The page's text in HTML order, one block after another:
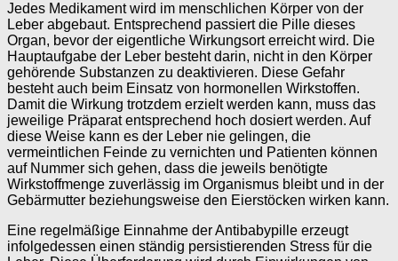
Jedes Medikament wird im menschlichen Körper von der
Leber abgebaut. Entsprechend passiert die Pille dieses
Organ, bevor der eigentliche Wirkungsort erreicht wird. Die
Hauptaufgabe der Leber besteht darin, nicht in den Körper
gehörende Substanzen zu deaktivieren. Diese Gefahr
besteht auch beim Einsatz von hormonellen Wirkstoffen.
Damit die Wirkung trotzdem erzielt werden kann, muss das
jeweilige Präparat entsprechend hoch dosiert werden. Auf
diese Weise kann es der Leber nie gelingen, die
vermeintlichen Feinde zu vernichten und Patienten können
auf Nummer sich gehen, dass die jeweils benötigte
Wirkstoffmenge zuverlässig im Organismus bleibt und in der
Gebärmutter beziehungsweise den Eierstöcken wirken kann.
Eine regelmäßige Einnahme der Antibabypille erzeugt
infolgedessen einen ständig persistierenden Stress für die